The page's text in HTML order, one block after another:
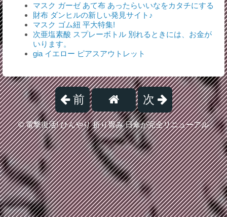
マスク ガーゼ あて布 あったらいいなをカタチにする
財布 ダンヒルの新しい発見サイト♪
マスク ゴム紐 平大特集!
次亜塩素酸 スプレーボトル 別れるときには、お金が
いります。
gia イエロー ピアスアウトレット
前 次
©電撃復活! ひんやり 折り畳み 日傘が完全リニューアル